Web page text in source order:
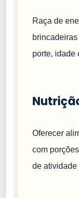
Raça de
porte, idade
Oferecer
com
de atividade